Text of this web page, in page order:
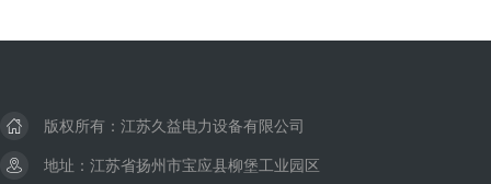
版权所有：江苏久益电力设备有限公司
地址：江苏省扬州市宝应县柳堡工业园区